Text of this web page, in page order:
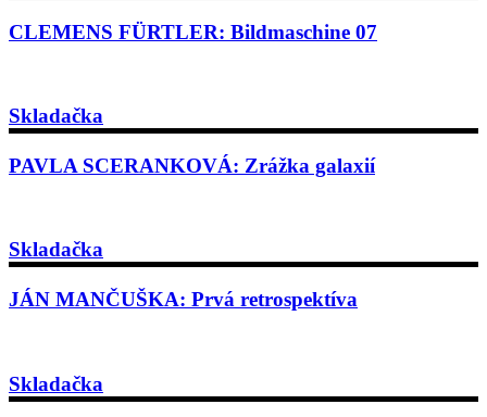
CLEMENS FÜRTLER: Bildmaschine 07
Skladačka
PAVLA SCERANKOVÁ: Zrážka galaxií
Skladačka
JÁN MANČUŠKA: Prvá retrospektíva
Skladačka